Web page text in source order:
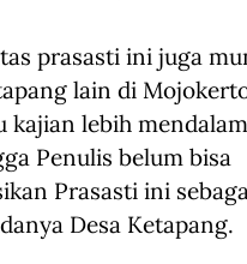
prasasti ini juga
lain di
kajian lebih mendalam
Penulis belum bisa
Prasasti ini
Desa Ketapang.